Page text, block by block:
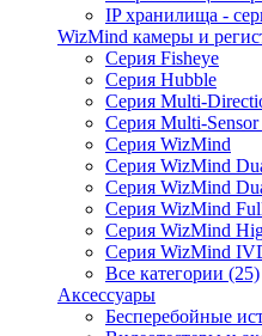
IP хранилища -
WizMind камеры и
Серия Fisheye
Серия Hubble
Серия Multi-
Серия Multi-Sensor
Серия WizMind
Серия WizMind
Серия WizMind
Серия WizMind
Серия WizMind
Серия WizMind
Все категории (25)
Аксессуары
Бесперебойные